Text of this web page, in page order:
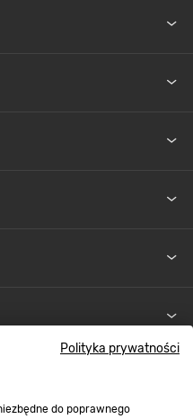
Polityka prywatności
do poprawnego